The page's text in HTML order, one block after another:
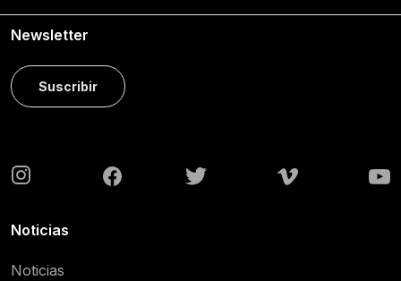
Newsletter
Suscribir
Noticias
Noticias